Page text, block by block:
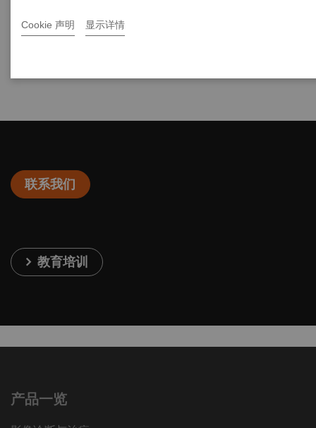
Cookie 声明 显示详情
要求并列标准：电磁兼容 要求和试验
联系我们
教育培训
产品一览